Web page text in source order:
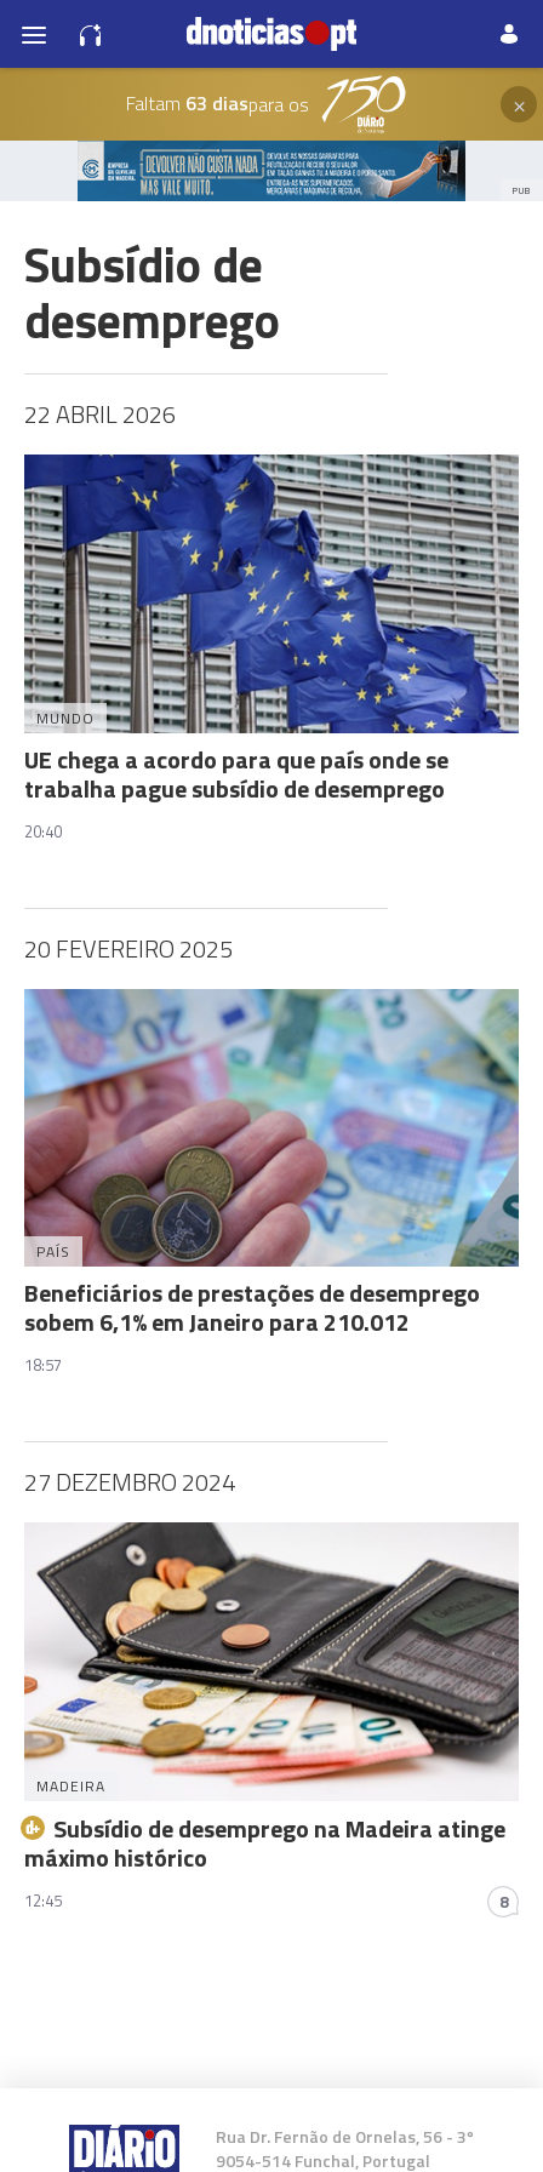
Faltam 63 diaspara os ×
PUB
Subsídio de
desemprego
22 ABRIL 2026
MUNDO
UE chega a acordo para que país onde se
trabalha pague subsídio de desemprego
20:40
20 FEVEREIRO 2025
PAÍS
Beneficiários de prestações de desemprego
sobem 6,1% em Janeiro para 210.012
18:57
27 DEZEMBRO 2024
MADEIRA
Subsídio de desemprego na Madeira atinge
máximo histórico
12:45 8
Rua Dr. Fernão de Ornelas, 56 - 3º
9054-514 Funchal, Portugal